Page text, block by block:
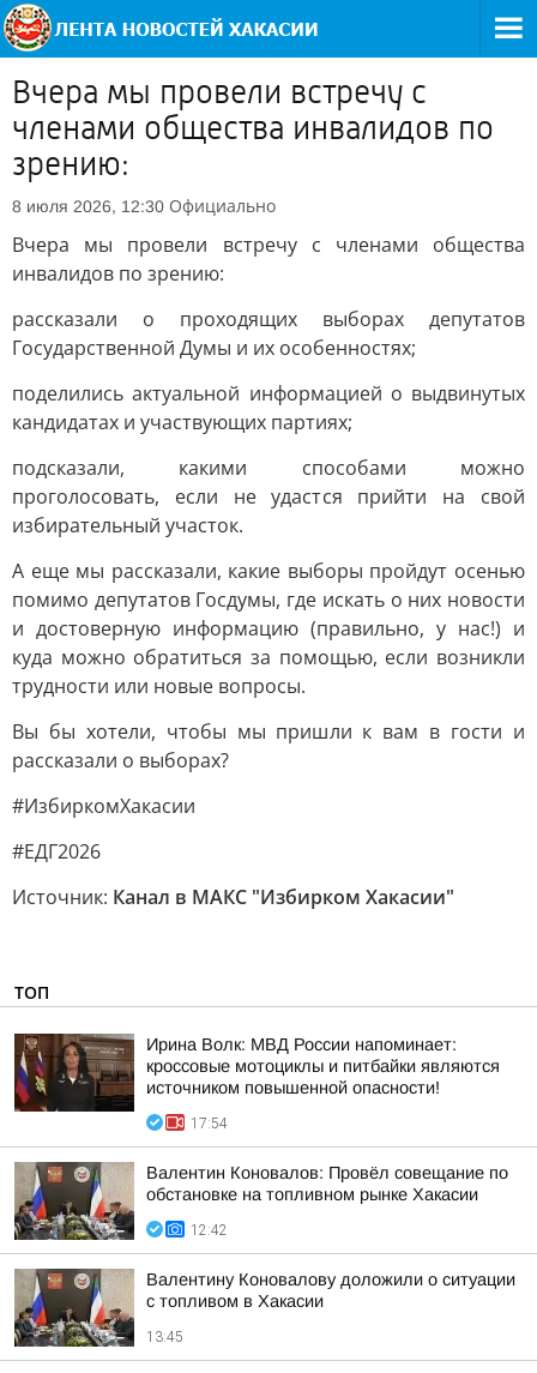
Вчера мы провели встречу с
членами общества инвалидов по
зрению:
8 июля 2026, 12:30 Официально
Вчера мы провели встречу с членами общества
инвалидов по зрению:
рассказали о проходящих выборах депутатов
Государственной Думы и их особенностях;
поделились актуальной информацией о выдвинутых
кандидатах и участвующих партиях;
подсказали, какими способами можно
проголосовать, если не удастся прийти на свой
избирательный участок.
А еще мы рассказали, какие выборы пройдут осенью
помимо депутатов Госдумы, где искать о них новости
и достоверную информацию (правильно, у нас!) и
куда можно обратиться за помощью, если возникли
трудности или новые вопросы.
Вы бы хотели, чтобы мы пришли к вам в гости и
рассказали о выборах?
#ИзбиркомХакасии
#ЕДГ2026
Источник: Канал в МАКС "Избирком Хакасии"
ТОП
Ирина Волк: МВД России напоминает:
кроссовые мотоциклы и питбайки являются
источником повышенной опасности!
17:54
Валентин Коновалов: Провёл совещание по
обстановке на топливном рынке Хакасии
12:42
Валентину Коновалову доложили о ситуации
с топливом в Хакасии
13:45